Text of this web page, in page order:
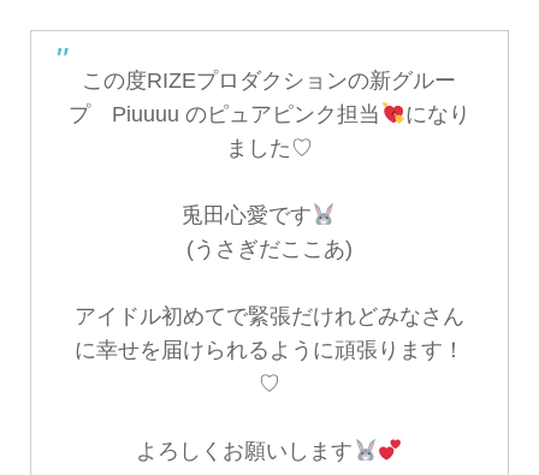
この度RIZEプロダクションの新グルー
プ Piuuuu のピュアピンク担当
になり
ました♡
兎田心愛です
(うさぎだここあ)
アイドル初めてで緊張だけれどみなさん
に幸せを届けられるように頑張ります！
♡
よろしくお願いします